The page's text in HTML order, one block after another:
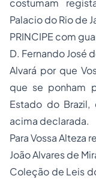
costumam
Palacio do Rio de
PRINCIPE com
D. Fernando José
Alvará por que
que se ponham
Estado do Brazil,
acima declarada.
Para Vossa Alteza
João Alvares de
Coleção de Leis